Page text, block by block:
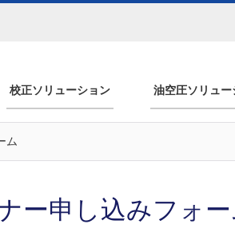
校正ソリューション 油空圧ソリュー
ム
ー申し込みフォー